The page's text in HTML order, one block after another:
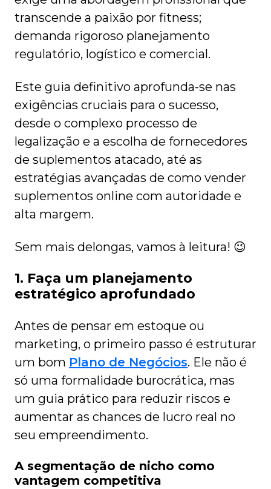
transcende a paixão por fitness;
demanda rigoroso planejamento
regulatório, logístico e comercial.
Este guia definitivo aprofunda-se nas
exigências cruciais para o sucesso,
desde o complexo processo de
legalização e a escolha de fornecedores
de suplementos atacado, até as
estratégias avançadas de como vender
suplementos online com autoridade e
alta margem.
Sem mais delongas, vamos à leitura! 😉
1. Faça um planejamento
estratégico aprofundado
Antes de pensar em estoque ou
marketing, o primeiro passo é estruturar
um bom Plano de Negócios. Ele não é
só uma formalidade burocrática, mas
um guia prático para reduzir riscos e
aumentar as chances de lucro real no
seu empreendimento.
A segmentação de nicho como
vantagem competitiva